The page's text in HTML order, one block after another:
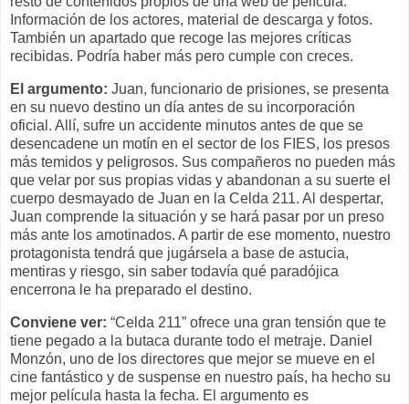
Información de los actores, material de descarga y fotos.
También un apartado que recoge las mejores críticas
recibidas. Podría haber más pero cumple con creces.
El argumento: Juan, funcionario de prisiones, se presenta
en su nuevo destino un día antes de su incorporación
oficial. Allí, sufre un accidente minutos antes de que se
desencadene un motín en el sector de los FIES, los presos
más temidos y peligrosos. Sus compañeros no pueden más
que velar por sus propias vidas y abandonan a su suerte el
cuerpo desmayado de Juan en la Celda 211. Al despertar,
Juan comprende la situación y se hará pasar por un preso
más ante los amotinados. A partir de ese momento, nuestro
protagonista tendrá que jugársela a base de astucia,
mentiras y riesgo, sin saber todavía qué paradójica
encerrona le ha preparado el destino.
Conviene ver: “Celda 211” ofrece una gran tensión que te
tiene pegado a la butaca durante todo el metraje. Daniel
Monzón, uno de los directores que mejor se mueve en el
cine fantástico y de suspense en nuestro país, ha hecho su
mejor película hasta la fecha. El argumento es